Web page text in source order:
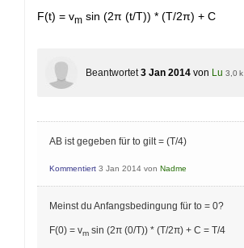
F(t) = vm sin (2π (t/T)) * (T/2π) + C
Beantwortet 3 Jan 2014 von Lu 3,0 k
AB ist gegeben für to gilt = (T/4)
Kommentiert 3 Jan 2014 von Nadme
Meinst du Anfangsbedingung für to = 0?
F(0) = vm sin (2π (0/T)) * (T/2π) + C = T/4